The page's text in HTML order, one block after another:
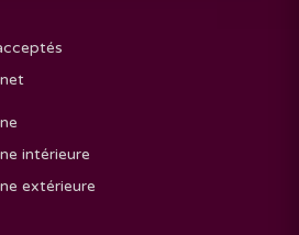
intérieure
extérieure